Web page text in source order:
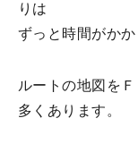
りは
ずっと時間がかか
ルートの地図を
多くあります。